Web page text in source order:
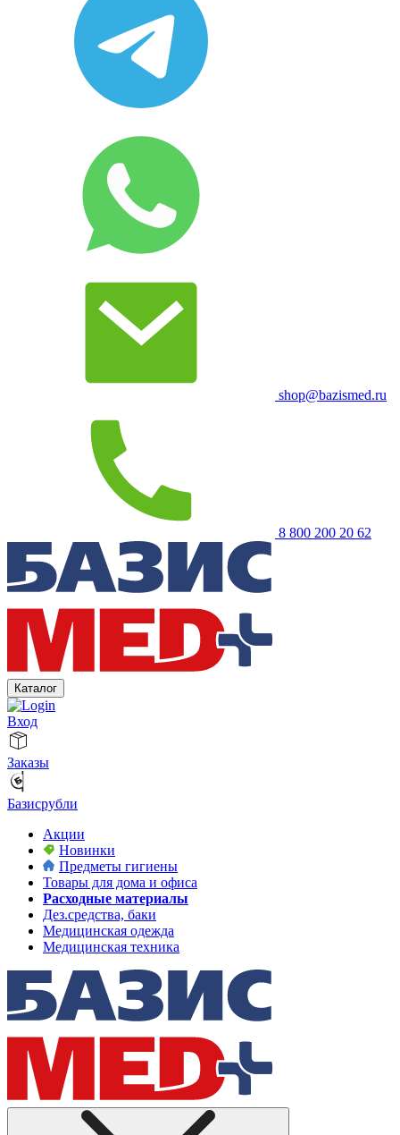
shop@bazismed.ru
8 800 200 20 62
Каталог
Вход
Заказы
Базисрубли
Акции
Новинки
Предметы гигиены
Товары для дома и офиса
Расходные материалы
Дез.средства, баки
Медицинская одежда
Медицинская техника